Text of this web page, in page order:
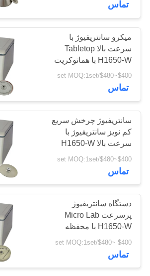
تماس
میکرو سانتریفیوژ با
سرعت بالا Tabletop
H1650-W با هماتوکریت
روتور
$400~$480/set MOQ:1set
تماس
سانتریفیوژ چرخش سریع
کم نویز سانتریفیوژ با
سرعت بالا H1650-W
12x5 میلی لیتر برای
آزمایشگاه
$400~$480/set MOQ:1set
تماس
دستگاه سانتریفیوژ
پرسرعت Micro Lab
H1650-W با محفظه
داخلی فولاد Stainess
$400 ~$480/set MOQ:1set
تماس